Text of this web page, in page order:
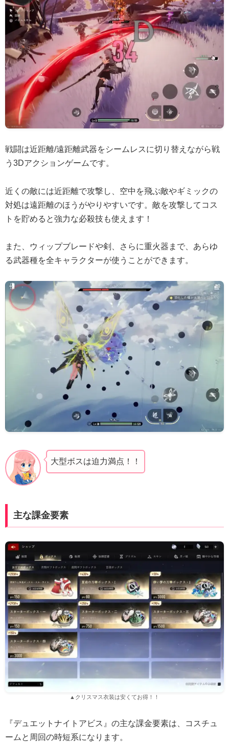
戦闘は近距離/遠距離武器をシームレスに切り替えながら戦
う3Dアクションゲームです。
近くの敵には近距離で攻撃し、空中を飛ぶ敵やギミックの
対処は遠距離のほうがやりやすいです。敵を攻撃してコス
トを貯めると強力な必殺技も使えます！
また、ウィップブレードや剣、さらに重火器まで、あらゆ
る武器種を全キャラクターが使うことができます。
大型ボスは迫力満点！！
主な課金要素
▲クリスマス衣装は安くてお得！！
『デュエットナイトアビス』の主な課金要素は、コスチュ
ームと周回の時短系になります。